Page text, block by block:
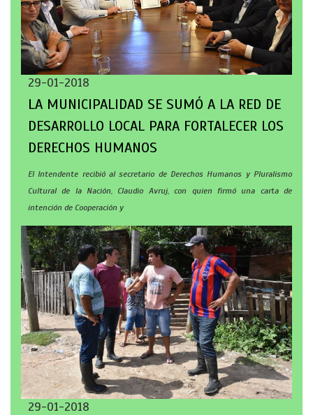
29-01-2018
LA MUNICIPALIDAD SE SUMÓ A LA RED DE
DESARROLLO LOCAL PARA FORTALECER LOS
DERECHOS HUMANOS
El Intendente recibió al secretario de Derechos Humanos y Pluralismo
Cultural de la Nación, Claudio Avruj, con quien firmó una carta de
intención de Cooperación y
29-01-2018